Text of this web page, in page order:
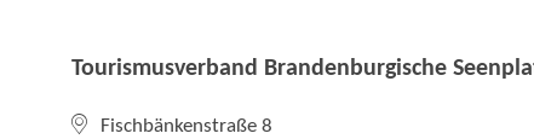
Tourismusverband Brandenburgische
Fischbänkenstraße 8